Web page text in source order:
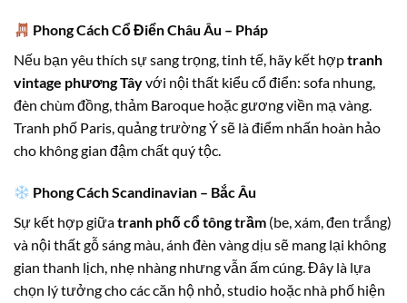
Phong Cách Cổ Điển Châu Âu – Pháp
Nếu bạn yêu thích sự sang trọng, tinh tế, hãy kết hợptranh
vintage phương Tâyvới nội thất kiểu cổ điển: sofa nhung,
đèn chùm đồng, thảm Baroque hoặc gương viền mạ vàng.
Tranh phố Paris, quảng trường Ý sẽ là điểm nhấn hoàn hảo
cho không gian đậm chất quý tộc.
Phong Cách Scandinavian – Bắc Âu
Sự kết hợp giữatranh phố cổ tông trầm (be, xám, đen trắng)
và nội thất gỗ sáng màu, ánh đèn vàng dịu sẽ mang lại không
gian thanh lịch, nhẹ nhàng nhưng vẫn ấm cúng. Đây là lựa
chọn lý tưởng cho các căn hộ nhỏ, studio hoặc nhà phố hiện